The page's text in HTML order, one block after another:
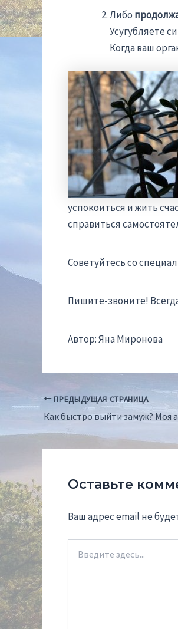
Либо
Усугубляете
Когда ваш
успокоиться и жить
справиться
Советуйтесь со
Пишите-звоните!
Автор: Яна Миронова
Навигация
по
записям
ПРЕДЫДУЩАЯ СТРАНИЦА
Как быстро выйти замуж? Моя
Оставьте
Ваш адрес email не
здесь...